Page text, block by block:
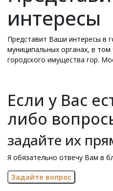
интересы
Представит Ваши интересы в
муниципальных органах, в
городского имущества гор.
Если у Вас
либо
задайте их
Я обязательно отвечу Вам в